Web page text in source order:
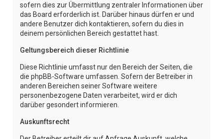
sofern dies zur Übermittlung zentraler Informationen über
das Board erforderlich ist. Darüber hinaus dürfen er und
andere Benutzer dich kontaktieren, sofern du dies in
deinem persönlichen Bereich gestattet hast.
Geltungsbereich dieser Richtlinie
Diese Richtlinie umfasst nur den Bereich der Seiten, die
die phpBB-Software umfassen. Sofern der Betreiber in
anderen Bereichen seiner Software weitere
personenbezogene Daten verarbeitet, wird er dich
darüber gesondert informieren.
Auskunftsrecht